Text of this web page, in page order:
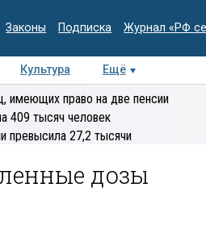
Законы Подписка Журнал «РФ
Культура
Ещё
Колумнисты
имеющих право на две пенсии
409 тысяч человек
превысила 27,2 тысячи
дозы